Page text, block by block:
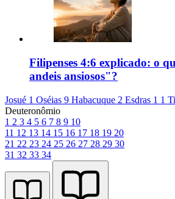
Filipenses 4:6 explicado: o
andeis ansiosos"?
Josué 1 Oséias 9 Habacuque 2 Esdras 1 1
Deuteronômio
1 2 3 4 5 6 7 8 9 10
11 12 13 14 15 16 17 18 19 20
21 22 23 24 25 26 27 28 29 30
31 32 33 34